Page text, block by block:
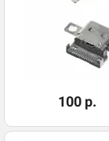
100 р.